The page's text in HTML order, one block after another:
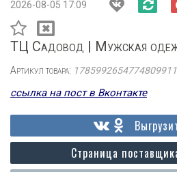
2026-08-05 17:09
ТЦ Садовод | Мужская
Артикул товара: 1785992654774809911
ссылка на пост в Вконтакте
Страница